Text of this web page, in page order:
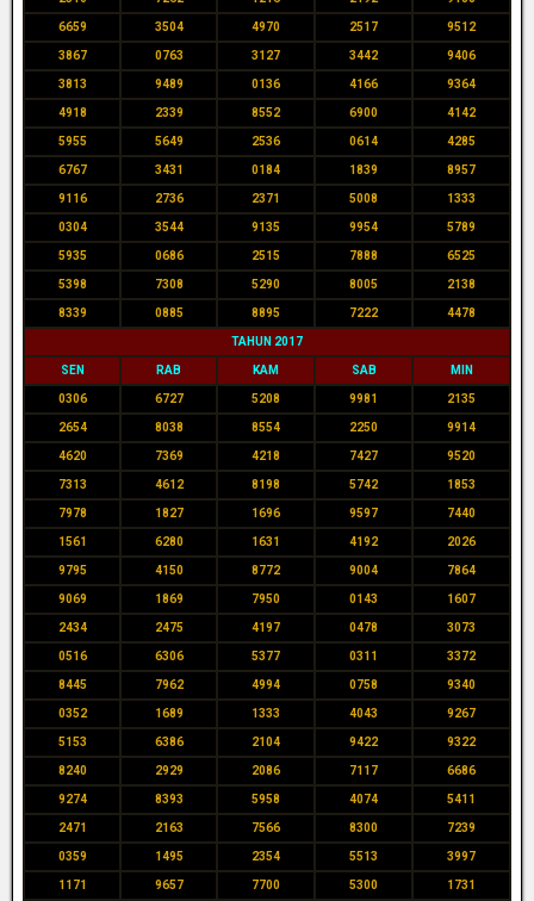
6659 3504 4970 2517 9512
3867 0763 3127 3442 9406
3813 9489 0136 4166 9364
4918 2339 8552 6900 4142
5955 5649 2536 0614 4285
6767 3431 0184 1839 8957
9116 2736 2371 5008 1333
0304 3544 9135 9954 5789
5935 0686 2515 7888 6525
5398 7308 5290 8005 2138
8339 0885 8895 7222 4478
TAHUN 2017
SEN RAB KAM SAB MIN
0306 6727 5208 9981 2135
2654 8038 8554 2250 9914
4620 7369 4218 7427 9520
7313 4612 8198 5742 1853
7978 1827 1696 9597 7440
1561 6280 1631 4192 2026
9795 4150 8772 9004 7864
9069 1869 7950 0143 1607
2434 2475 4197 0478 3073
0516 6306 5377 0311 3372
8445 7962 4994 0758 9340
0352 1689 1333 4043 9267
5153 6386 2104 9422 9322
8240 2929 2086 7117 6686
9274 8393 5958 4074 5411
2471 2163 7566 8300 7239
0359 1495 2354 5513 3997
1171 9657 7700 5300 1731